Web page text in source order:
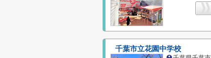
千葉市立花園中学校